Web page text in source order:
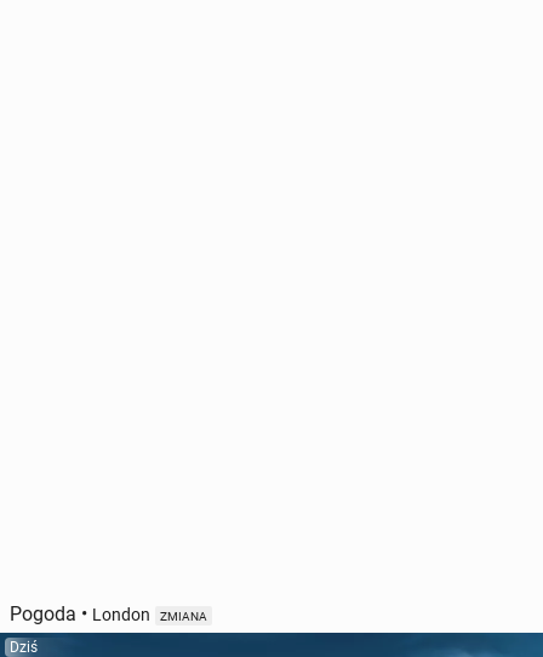
Pogoda • London ZMIANA
Dziś